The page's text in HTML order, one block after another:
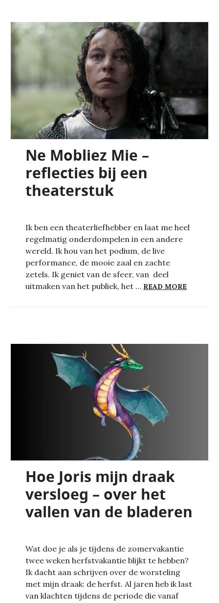
Ne Mobliez Mie –
reflecties bij een
theaterstuk
Ik ben een theaterliefhebber en laat me heel
regelmatig onderdompelen in een andere
wereld. Ik hou van het podium, de live
performance, de mooie zaal en zachte
zetels. Ik geniet van de sfeer, van deel
uitmaken van het publiek, het … READ MORE
Hoe Joris mijn draak
versloeg – over het
vallen van de bladeren
Wat doe je als je tijdens de zomervakantie
twee weken herfstvakantie blijkt te hebben?
Ik dacht aan schrijven over de worsteling
met mijn draak: de herfst. Al jaren heb ik last
van klachten tijdens de periode die vanaf